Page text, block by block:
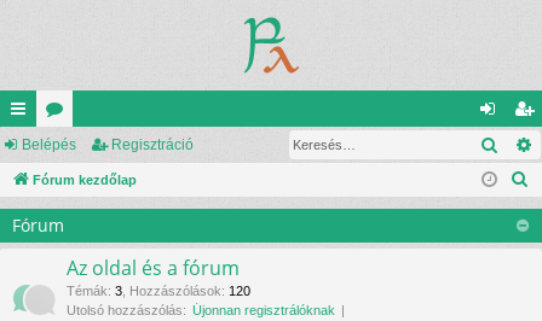
yo
rs
lin
ke
k
ór
u
ok
el
ép
eg
is
ztr
ác
Belépés Regisztráció
Fórum kezdőlap
Fórum
Az oldal és a fórum
Témák: 3 Hozzászólások: 120
Utolsó hozzászólás: Újonnan regisztrálóknak